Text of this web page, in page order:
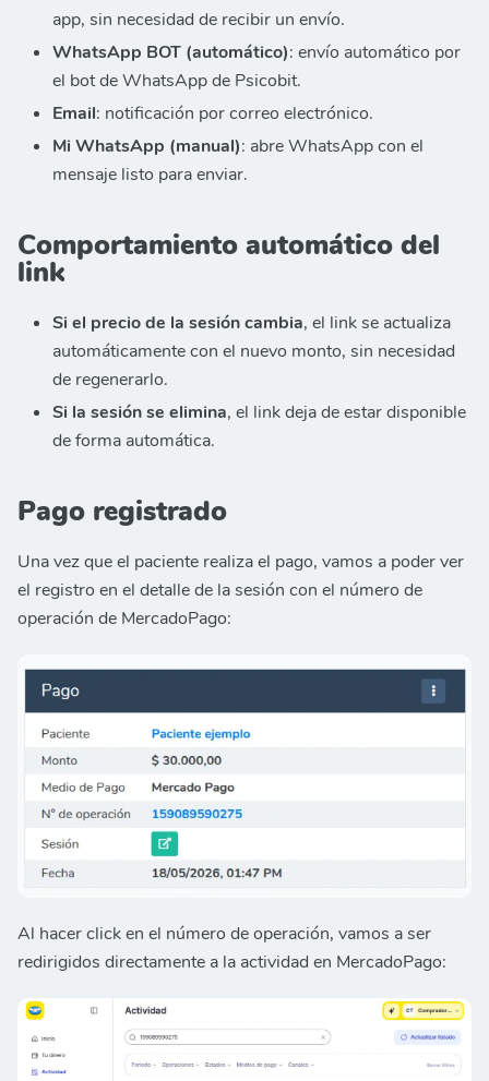
app, sin necesidad de recibir un envío.
WhatsApp BOT (automático): envío automático por
el bot de WhatsApp de Psicobit.
Email: notificación por correo electrónico.
Mi WhatsApp (manual): abre WhatsApp con el
mensaje listo para enviar.
Comportamiento automático del
link
Si el precio de la sesión cambia, el link se actualiza
automáticamente con el nuevo monto, sin necesidad
de regenerarlo.
Si la sesión se elimina, el link deja de estar disponible
de forma automática.
Pago registrado
Una vez que el paciente realiza el pago, vamos a poder ver
el registro en el detalle de la sesión con el número de
operación de MercadoPago:
Al hacer click en el número de operación, vamos a ser
redirigidos directamente a la actividad en MercadoPago: